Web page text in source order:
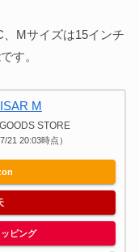
Mサイズは15インチ
す。
M
STORE
21 20:03時点）
ピング